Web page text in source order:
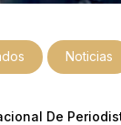
Noticias
De